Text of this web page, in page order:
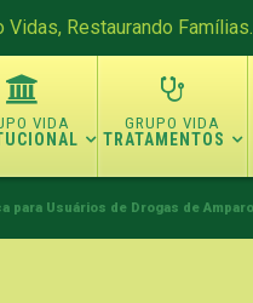
Vidas, Restaurando Famílias.
TRATAMENTOS
para Usuários de Drogas de